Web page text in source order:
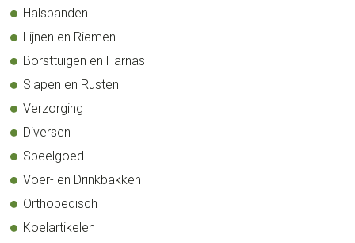
Halsbanden
Lijnen en Riemen
Borsttuigen en Harnas
Slapen en Rusten
Verzorging
Diversen
Speelgoed
Voer- en Drinkbakken
Orthopedisch
Koelartikelen